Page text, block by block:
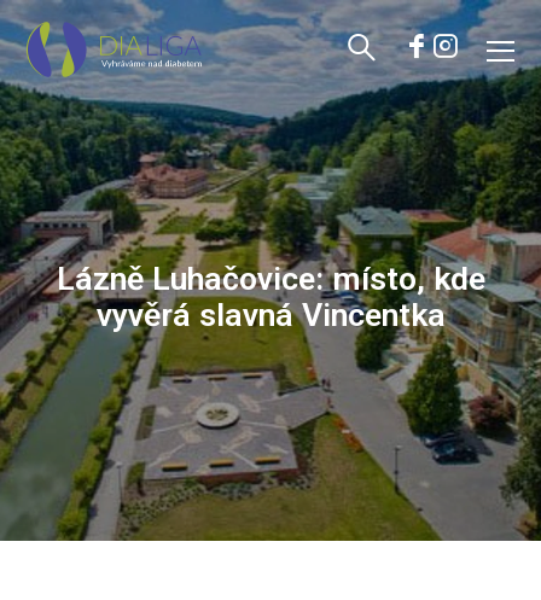
Lázně Luhačovice: místo, kde
vyvěrá slavná Vincentka